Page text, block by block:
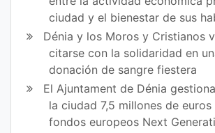
ciudad y el bienestar de sus
Dénia y los Moros y Cristianos
citarse con la solidaridad en
donación de sangre fiestera
El Ajuntament de Dénia
la ciudad 7,5 millones de
fondos europeos Next